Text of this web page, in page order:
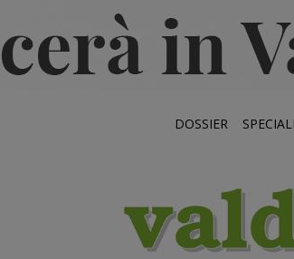
DOSSIER SPECIALI